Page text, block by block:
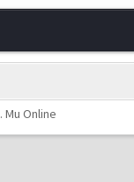
. Mu Online